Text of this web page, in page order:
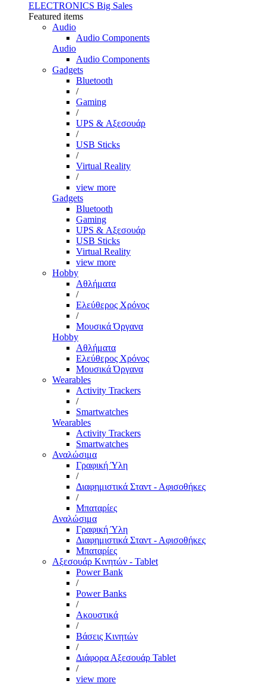
ELECTRONICS Big Sales
Featured items
Audio
Audio Components
Audio
Audio Components
Gadgets
Bluetooth
/
Gaming
/
UPS & Αξεσουάρ
/
USB Sticks
/
Virtual Reality
/
view more
Gadgets
Bluetooth
Gaming
UPS & Αξεσουάρ
USB Sticks
Virtual Reality
view more
Hobby
Αθλήματα
/
Ελεύθερος Χρόνος
/
Μουσικά Όργανα
Hobby
Αθλήματα
Ελεύθερος Χρόνος
Μουσικά Όργανα
Wearables
Activity Trackers
/
Smartwatches
Wearables
Activity Trackers
Smartwatches
Αναλώσιμα
Γραφική Ύλη
/
Διαφημιστικά Σταντ - Αφισοθήκες
/
Μπαταρίες
Αναλώσιμα
Γραφική Ύλη
Διαφημιστικά Σταντ - Αφισοθήκες
Μπαταρίες
Αξεσουάρ Κινητών - Tablet
Power Bank
/
Power Banks
/
Ακουστικά
/
Βάσεις Κινητών
/
Διάφορα Αξεσουάρ Tablet
/
view more